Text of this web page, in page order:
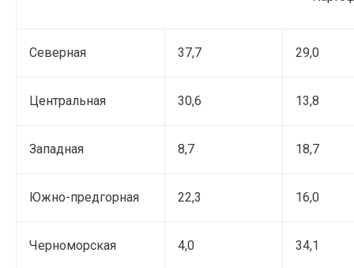
Северная 37,7 29,0
Центральная 30,6 13,8
Западная 8,7 18,7
Южно-предгорная 22,3 16,0
Черноморская 4,0 34,1